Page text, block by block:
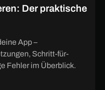
Der praktische
App –
Schritt-für-
Fehler im Überblick.